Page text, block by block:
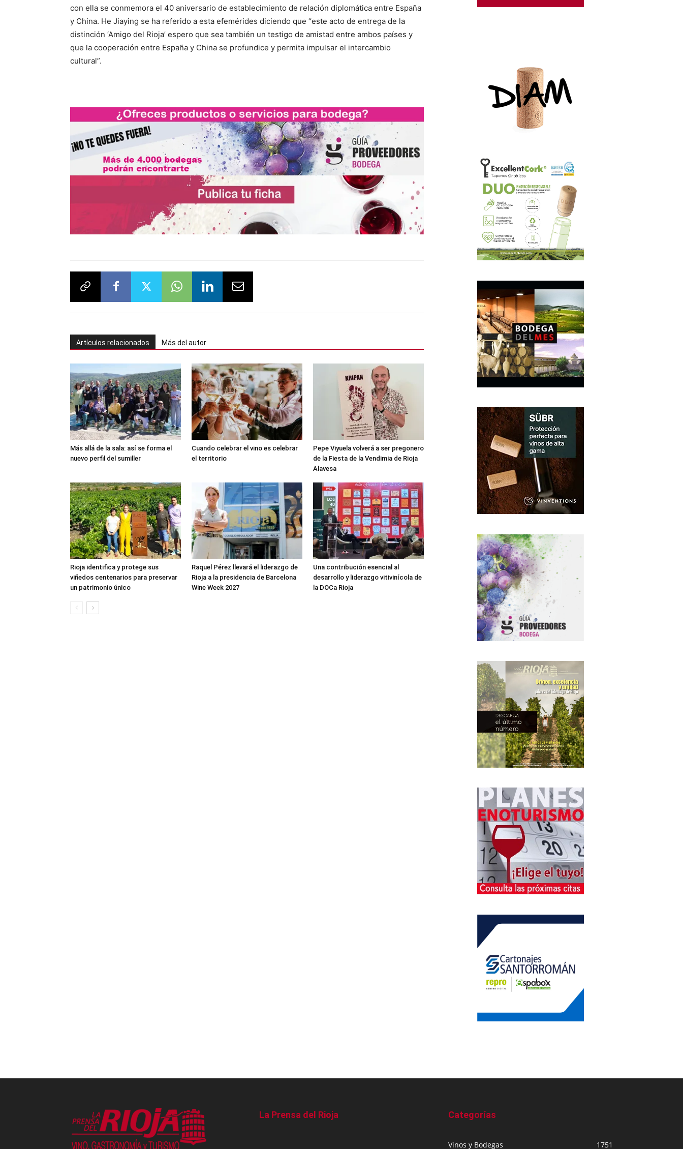
con ella se conmemora el 40 aniversario de establecimiento de relación diplomática entre España
y China. He Jiaying se ha referido a esta efemérides diciendo que “este acto de entrega de la
distinción ‘Amigo del Rioja’ espero que sea también un testigo de amistad entre ambos países y
que la cooperación entre España y China se profundice y permita impulsar el intercambio
cultural”.
Artículos relacionados Más del autor
Más allá de la sala: así se forma el
nuevo perfil del sumiller
Cuando celebrar el vino es celebrar
el territorio
Pepe Viyuela volverá a ser pregonero
de la Fiesta de la Vendimia de Rioja
Alavesa
Rioja identifica y protege sus
viñedos centenarios para preservar
un patrimonio único
Raquel Pérez llevará el liderazgo de
Rioja a la presidencia de Barcelona
Wine Week 2027
Una contribución esencial al
desarrollo y liderazgo vitivinícola de
la DOCa Rioja
La Prensa del Rioja Categorías
Vinos y Bodegas 1751